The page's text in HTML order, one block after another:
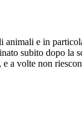
e in
subito dopo
volte non